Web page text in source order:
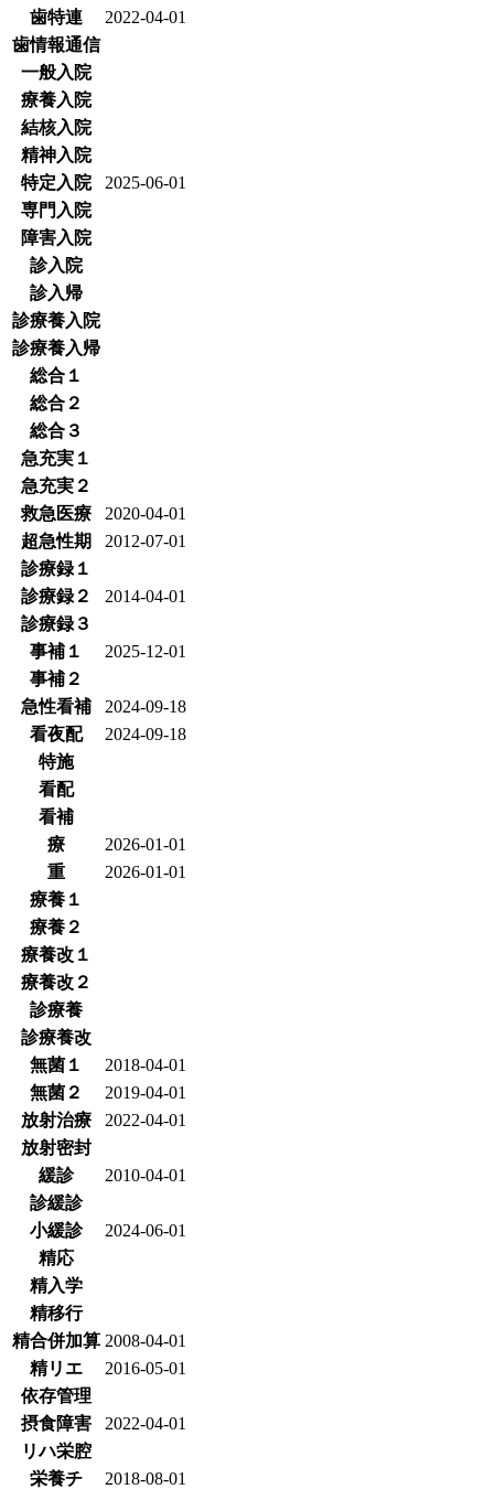
歯特連
2022-04-01
歯情報通信
一般入院
療養入院
結核入院
精神入院
特定入院
2025-06-01
専門入院
障害入院
診入院
診入帰
診療養入院
診療養入帰
総合１
総合２
総合３
急充実１
急充実２
救急医療
2020-04-01
超急性期
2012-07-01
診療録１
診療録２
2014-04-01
診療録３
事補１
2025-12-01
事補２
急性看補
2024-09-18
看夜配
2024-09-18
特施
看配
看補
療
2026-01-01
重
2026-01-01
療養１
療養２
療養改１
療養改２
診療養
診療養改
無菌１
2018-04-01
無菌２
2019-04-01
放射治療
2022-04-01
放射密封
緩診
2010-04-01
診緩診
小緩診
2024-06-01
精応
精入学
精移行
精合併加算 2008-04-01
精リエ
2016-05-01
依存管理
摂食障害
2022-04-01
リハ栄腔
栄養チ
2018-08-01